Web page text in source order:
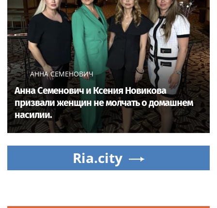
АННА СЕМЕНОВИЧ
Анна Семенович и Ксения Новикова
призвали женщин не молчать о домашнем
насилии.
Ria.city